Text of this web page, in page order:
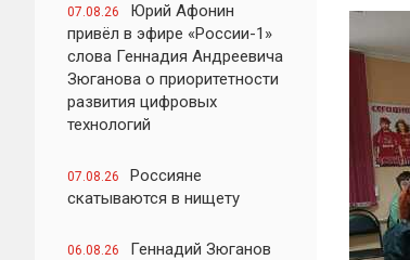
07.08.26
Юрий Афонин
привёл в эфире «России-1»
слова Геннадия Андреевича
Зюганова о приоритетности
развития цифровых
технологий
07.08.26
Россияне
скатываются в нищету
06.08.26
Геннадий Зюганов